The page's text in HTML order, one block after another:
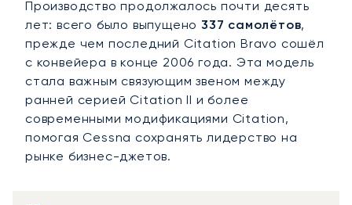
Производство продолжалось почти десять
лет: всего было выпущено 337 самолётов,
прежде чем последний Citation Bravo сошёл
с конвейера в конце 2006 года. Эта модель
стала важным связующим звеном между
ранней серией Citation II и более
современными модификациями Citation,
помогая Cessna сохранять лидерство на
рынке бизнес-джетов.